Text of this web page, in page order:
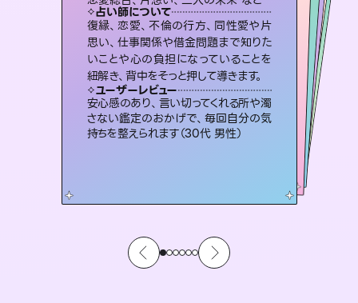
占い師について
復縁、恋愛、不倫の行方、同性愛や片
思い、仕事関係や借金問題まで知りた
いことや心の負担になっていることを
紐解き、背中をそっと押して導きます。
ユーザーレビュー
安心感のあり、言い切ってくれる所や濁
さない鑑定のおかげで、毎回自分の気
持ちを整えられます（30代 男性）
占い師について
霊視×オラクルカードを使って「今」と
「未来」そして「気になるあの人の気持
ち」まで丁寧に読み解き、恋や人生のヒ
ントを優しく引き出します。
ユーザーレビュー
不安な気持ちが嘘みたいに晴れまし
た…！よく視えていらっしゃるんだなと
感じました（40代 女性）
占い師について
連絡再開、復縁、成就などの報告実績
多数。セラピストとして2万超の施術経
験があるからこそできる鑑定で、より良
い未来をサポートします。
ユーザーレビュー
とても心温まる鑑定でした。しかもこち
らは何も言っていないのに視えていらっ
しゃるんだなと驚きです（30代女性）
出逢い、片想い、復縁 など
占い師について
未来には何パターンもの選択肢があります。不安で視えにくくなっているあなたの素敵な未来を見つけ、その未来を選択できるようアドバイスします。
ユーザーレビュー
職場の人の性質や人間関係、本心など
本当によく視えていてびっくり。対策が
打てて前向きになれます（40代）
片想い、あの人の気持ち、復縁 など
占い師について
恋愛のお悩みの中でも特に「曖昧な関
係」の相談を得意としており、友達以上
恋人未満なお相手との今後や本音を丁
寧に読み解き恋愛成就へと導きます。
ユーザーレビュー
鑑定していただいてアドバイス通りに行
動すると仲が復活してきました。ありが
とうございました（40代 女性）
得意な相談カテゴリ
片想い、あの人の気持ち、復縁 など
占い師について
3,700年以上の歴史を持つ東洋最古の
占術「易占」で詳細まで占い、幸せへ向
かう道筋を示します。厳しい結果にも具
体的な対策をお伝えします。
ユーザーレビュー
複雑な背景もしっかり聞いて鑑定して
いただけました。気持ちが楽になりまし
た（50代 女性）